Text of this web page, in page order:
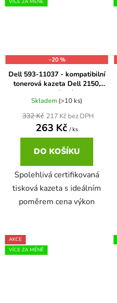
VÍCE ZA MÉNĚ
–20 %
Dell 593-11037 - kompatibilní
tonerová kazeta Dell 2150,
2155 žlutá
Skladem (>10 ks)
217 Kč bez DPH
263 Kč / ks
332 Kč
DO KOŠÍKU
Spolehlivá certifikovaná
tisková kazeta s ideálním
poměrem cena výkon
AKCE
VÍCE ZA MÉNĚ